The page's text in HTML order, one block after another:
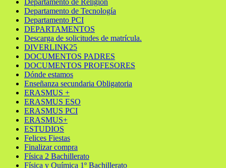
Departamento de Religión
Departamento de Tecnología
Departamento PCI
DEPARTAMENTOS
Descarga de solicitudes de matrícula.
DIVERLINK25
DOCUMENTOS PADRES
DOCUMENTOS PROFESORES
Dónde estamos
Enseñanza secundaria Obligatoria
ERASMUS +
ERASMUS ESO
ERASMUS PCI
ERASMUS+
ESTUDIOS
Felices Fiestas
Finalizar compra
Física 2 Bachillerato
Física y Química 1º Bachillerato